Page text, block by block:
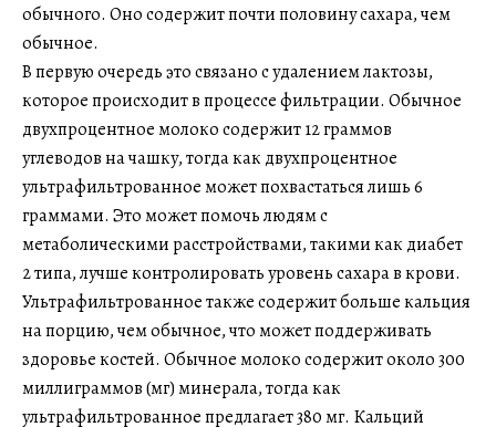
обычного. Оно содержит почти половину сахара, чем
обычное.
В первую очередь это связано с удалением лактозы,
которое происходит в процессе фильтрации. Обычное
двухпроцентное молоко содержит 12 граммов
углеводов на чашку, тогда как двухпроцентное
ультрафильтрованное может похвастаться лишь 6
граммами. Это может помочь людям с
метаболическими расстройствами, такими как диабет
2 типа, лучше контролировать уровень сахара в крови.
Ультрафильтрованное также содержит больше кальция
на порцию, чем обычное, что может поддерживать
здоровье костей. Обычное молоко содержит около 300
миллиграммов (мг) минерала, тогда как
ультрафильтрованное предлагает 380 мг. Кальций